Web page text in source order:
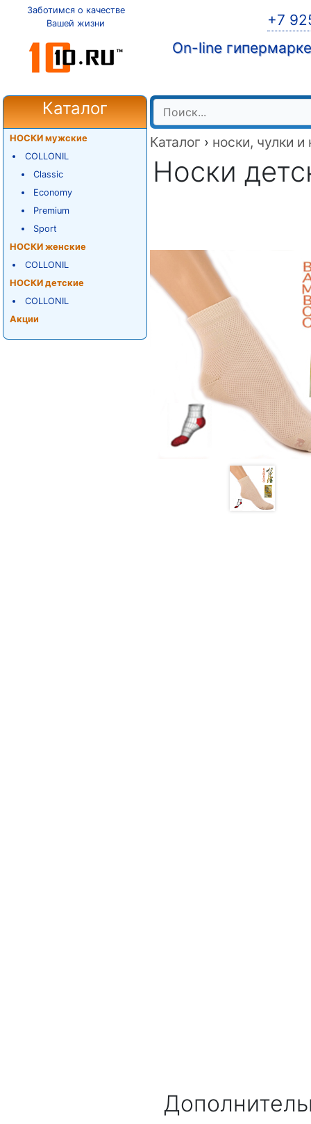
Заботимся о качестве
Вашей жизни
+7
On-line
Каталог
НОСКИ мужские
COLLONIL
Classic
Economy
Premium
Sport
НОСКИ женские
COLLONIL
НОСКИ детские
COLLONIL
Акции
Каталог › носки, чулки и
Носки